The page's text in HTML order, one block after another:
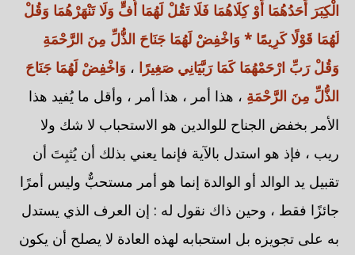
الْكِبَرَ أَحَدُهُمَا أَوْ كِلَاهُمَا فَلَا تَقُلْ لَهُمَا أُفٍّ وَلَا تَنْهَرْهُمَا وَقُلْ
لَهُمَا قَوْلًا كَرِيمًا * وَاخْفِضْ لَهُمَا جَنَاحَ الذُّلِّ مِنَ الرَّحْمَةِ
وَقُلْ رَبِّ ارْحَمْهُمَا كَمَا رَبَّيَانِي صَغِيرًا ، وَاخْفِضْ لَهُمَا جَنَاحَ
الذُّلِّ مِنَ الرَّحْمَةِ ، هذا أمر ، هذا أمر ، وأقل ما يُفيد هذا
الأمر بخفض الجناح للوالدين هو الاستحباب لا شك ولا
ريب ، فإذ هو استدل بالآية فإنما يعني بذلك أن يُثبِتَ أن
تقبيل يد الوالد أو الوالدة إنما هو أمر مستحبٌّ وليس أمرًا
جائزًا فقط ، وحين ذاك نقول له : إن العرف الذي يستدل
به على تجويزه بل استحبابه لهذه العادة لا يصلح أن يكون